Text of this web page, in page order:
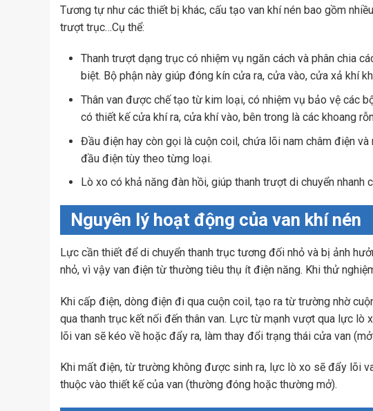
Tương tự như các thiết bị khác, cấu tạo van khí nén bao gồm
trượt trục…Cụ thể:
Thanh trượt dạng trục có nhiệm vụ ngăn cách và phân chia
biệt. Bộ phận này giúp đóng kín cửa ra, cửa vào, cửa xả khí
Thân van được chế tạo từ kim loại, có nhiệm vụ bảo vệ các
có thiết kế cửa khí ra, cửa khí vào, bên trong là các khoang
Đầu điện hay còn gọi là cuộn coil, chứa lõi nam châm điện
đầu điện tùy theo từng loại.
Lò xo có khả năng đàn hồi, giúp thanh trượt di chuyển nhanh
Nguyên lý hoạt động của van khí nén
Lực cần thiết để di chuyển thanh trục tương đối nhỏ và bị ảnh
nhỏ, vì vậy van điện từ thường tiêu thụ ít điện năng. Khi thử
Khi cấp điện, dòng điện đi qua cuộn coil, tạo ra từ trường nhờ
qua thanh trục kết nối đến thân van. Lực từ mạnh vượt qua lực lò
lõi van sẽ kéo về hoặc đẩy ra, làm thay đổi trạng thái cửa van
Khi mất điện, từ trường không được sinh ra, lực lò xo sẽ đẩy lõi
thuộc vào thiết kế của van (thường đóng hoặc thường mở).